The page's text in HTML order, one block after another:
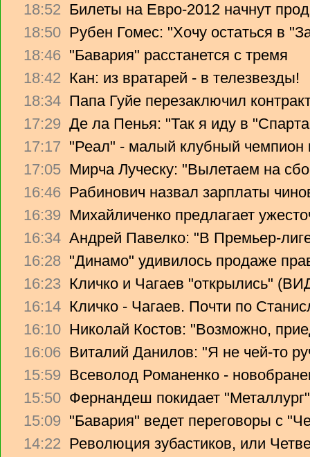
18:52 Билеты на Евро-2012 начнут
18:50 Рубен Гомес: "Хочу остаться в
18:46 "Бавария" расстанется с тремя
18:42 Кан: из вратарей - в телезвезды!
18:34 Папа Гуйе перезаключил
17:29 Де ла Пенья: "Так я иду в
17:17 "Реал" - малый клубный чемпион
17:05 Мирча Луческу: "Вылетаем на
16:46 Рабинович назвал зарплаты
16:39 Михайличенко предлагает
16:34 Андрей Павелко: "В Премьер-
16:28 "Динамо" удивилось продаже
16:23 Кличко и Чагаев "открылись"
16:14 Кличко - Чагаев. Почти по
16:10 Николай Костов: "Возможно,
16:06 Виталий Данилов: "Я не чей-то
15:59 Всеволод Романенко -
15:50 Фернандеш покидает "Металлург"
15:09 "Бавария" ведет переговоры с
14:22 Революция зубастиков, или